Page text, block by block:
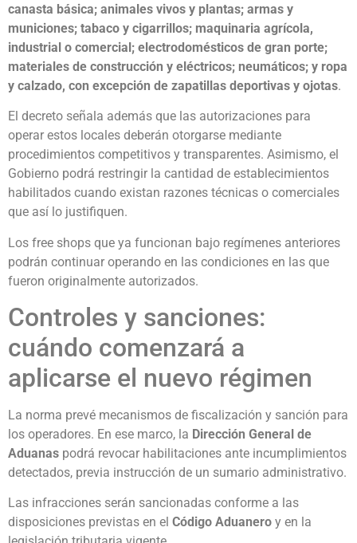
canasta básica; animales vivos y plantas; armas y
municiones; tabaco y cigarrillos; maquinaria agrícola,
industrial o comercial; electrodomésticos de gran porte;
materiales de construcción y eléctricos; neumáticos; y ropa
y calzado, con excepción de zapatillas deportivas y ojotas.
El decreto señala además que las autorizaciones para
operar estos locales deberán otorgarse mediante
procedimientos competitivos y transparentes. Asimismo, el
Gobierno podrá restringir la cantidad de establecimientos
habilitados cuando existan razones técnicas o comerciales
que así lo justifiquen.
Los free shops que ya funcionan bajo regímenes anteriores
podrán continuar operando en las condiciones en las que
fueron originalmente autorizados.
Controles y sanciones:
cuándo comenzará a
aplicarse el nuevo régimen
La norma prevé mecanismos de fiscalización y sanción para
los operadores. En ese marco, la Dirección General de
Aduanas podrá revocar habilitaciones ante incumplimientos
detectados, previa instrucción de un sumario administrativo.
Las infracciones serán sancionadas conforme a las
disposiciones previstas en el Código Aduanero y en la